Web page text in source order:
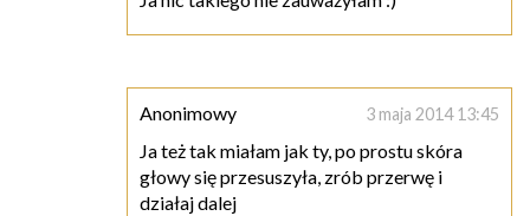
Anonimowy 3 maja 2014 13:45
Ja też tak miałam jak ty, po prostu skóra
głowy się przesuszyła, zrób przerwę i
działaj dalej